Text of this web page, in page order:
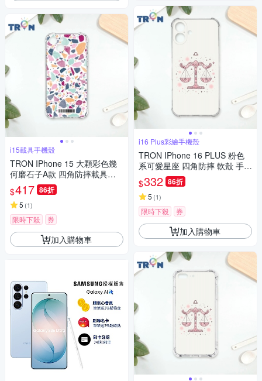
i15載具手機殼
TRON IPhone 15 大顆彩色幾
何磨石子A款 四角防摔載具殼
軟殼 手機殼
$417 86折
5 (1)
限時下殺 券
加入購物車
i16 Plus彩繪手機殼
TRON IPhone 16 PLUS 粉色
系可愛星座 四角防摔 軟殼 手機
殼
$332 86折
5 (1)
限時下殺 券
加入購物車